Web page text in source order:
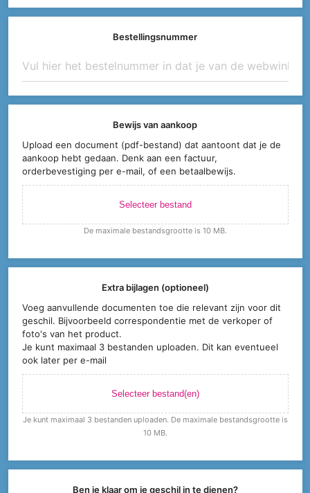
Bestellingsnummer
Bewijs van aankoop
Upload een document (pdf-bestand) dat aantoont dat je de
aankoop hebt gedaan. Denk aan een factuur,
orderbevestiging per e-mail, of een betaalbewijs.
Selecteer bestand
De maximale bestandsgrootte is 10 MB.
Extra bijlagen (optioneel)
Voeg aanvullende documenten toe die relevant zijn voor dit
geschil. Bijvoorbeeld correspondentie met de verkoper of
foto's van het product.
Je kunt maximaal 3 bestanden uploaden. Dit kan eventueel
ook later per e-mail
Selecteer bestand(en)
Je kunt maximaal 3 bestanden uploaden. De maximale bestandsgrootte is
10 MB.
Ben je klaar om je geschil in te dienen?